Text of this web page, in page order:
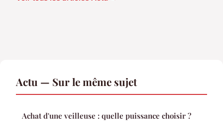
Actu — Sur le même sujet
Achat d'une veilleuse : quelle puissance choisir ?